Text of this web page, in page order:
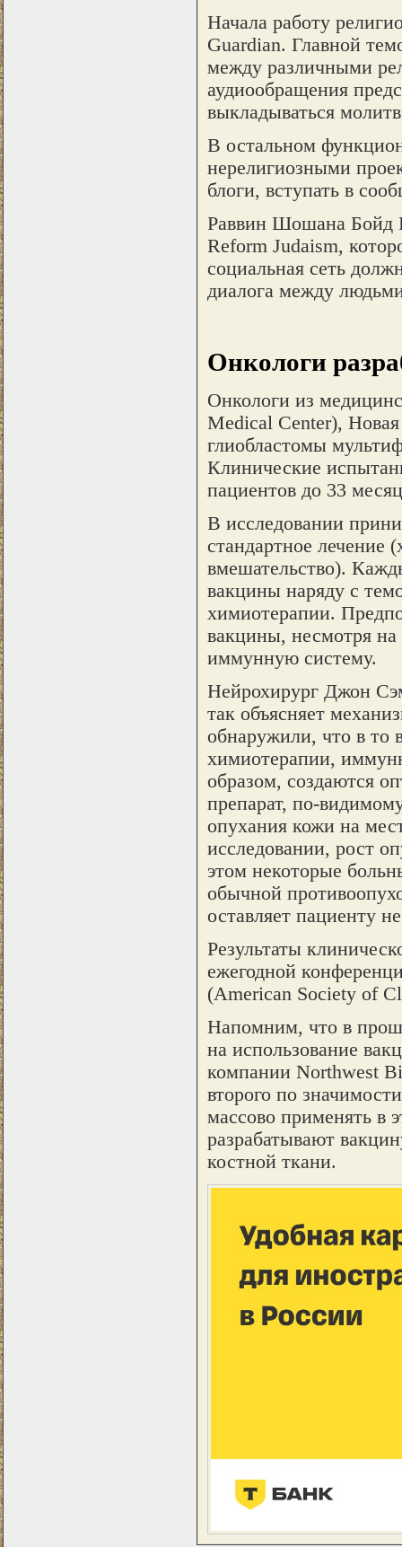
Начала работу
Guardian. Главной
между различными
аудиообращения
выкладываться
В остальном
нерелигиозными
блоги, вступать в
Раввин Шошана Бойд
Reform Judaism,
социальная сеть
диалога между
Онкологи
Онкологи из
Medical Center),
глиобластомы
Клинические
пациентов до 33
В исследовании
стандартное лечение
вмешательство).
вакцины наряду с
химиотерапии.
вакцины, несмотря
иммунную систему.
Нейрохирург Джон
так объясняет
обнаружили, что в то
химиотерапии,
образом, создаются
препарат, по-
опухания кожи на
исследовании, рост
этом некоторые
обычной
оставляет пациенту
Результаты
ежегодной
(American Society of
Напомним, что в
на использование
компании Northwest
второго по
массово применять в
разрабатывают
костной ткани.